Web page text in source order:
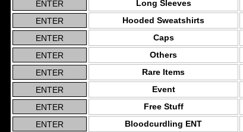
Long Sleeves
Hooded Sweatshirts
Caps
Others
Rare Items
Event
Free Stuff
Bloodcurdling ENT